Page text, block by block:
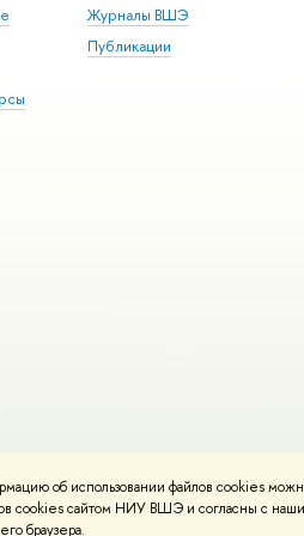
об использовании файлов cookies
cookies сайтом НИУ ВШЭ и согласны с
браузера.
Журналы ВШЭ
Публикации
Карта сайта